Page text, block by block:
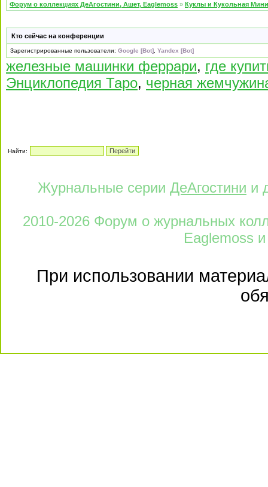
Форум о коллекциях ДеАгостини, Ашет, Eaglemoss » Куклы и Кукольная
Кто сейчас на конференции
Зарегистрированные пользователи: Google [Bot] Yandex [Bot]
железные машинки феррари, где
Энциклопедия Таро, черная
Найти:
Журнальные серии ДеАгостини и
2010-2026 Форум о журнальных
Eaglemoss и
При использовании